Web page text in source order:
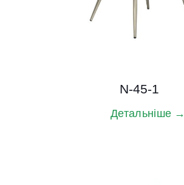
N-45-1
Детальніше →